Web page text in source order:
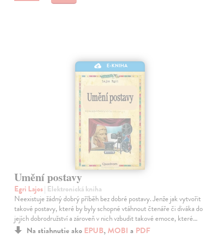
E-KNIHA
Umění postavy
Egri Lajos| Elektronická kniha
Neexistuje žádný dobrý příběh bez dobré postavy. Jenže jak vytvořit
takové postavy, které by byly schopné vtáhnout čtenáře či diváka do
jejích dobrodružství a zároveň v nich vzbudit takové emoce, které…
Na stiahnutie ako EPUB, MOBI a PDF